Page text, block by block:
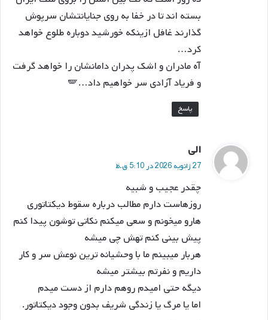
بسته اند تا در خفا به روی جنایانتشان سرپوش
گذارند غافل ازینکه خورشید دوباره طلوع خواهد
کرد…
آه مادران و اشک پدران دامانشان را خواهد گرفت
و فریاد آزادی سر خواهیم داد…🪽
پاسخ
الی
:
27 ژانویه 2026 در 5:10 ق.ظ
چقدر عجیب و شبیه
روزهاست دارم مطالب درباره سقوط دیکتاتوری
هارو میخونم و سعی میکنم نکاتی توشون پیدا کنم
پیش بینی کنم تهش چی میشه
هربار میبینم ما با وحشیانه ترین نوعش سر و کار
داریم و نفرتم بیشتر میشه
دیگه حتی امیدم روهم دارم از دست میدم
اما یا مرگ یا زندگی شریف بدون وجود دیکتاتور.